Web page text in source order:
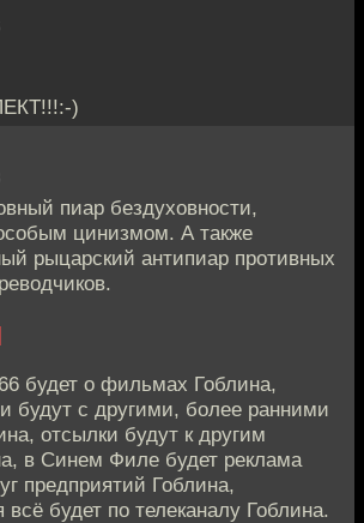
)
пиар бездуховности,
цинизмом. А также
рыцарский антипиар противных
будет о фильмах Гоблина,
будут с другими, более ранними
отсылки будут к другим
в Синем Филе будет реклама
предприятий Гоблина,
всё будет по телеканалу Гоблина.